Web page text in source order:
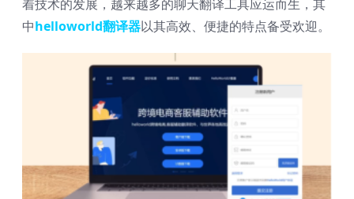
着技术的发展，越来越多的聊天翻译工具应运而生，其
中helloworld翻译器以其高效、便捷的特点备受欢迎。